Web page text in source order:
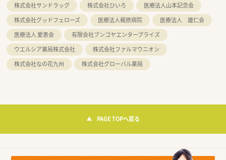
株式会社サンドラッグ
株式会社ひいろ
医療法人山本記念会
株式会社グッドフェローズ
医療法人梶原病院
医療法人 雄仁会
医療法人 愛恵会
有限会社ブンゴヤエンタープライズ
ウエルシア薬局株式会社
株式会社ファルマウニオン
株式会社なの花九州
株式会社グローバル薬局
PAGE TOPへ戻る